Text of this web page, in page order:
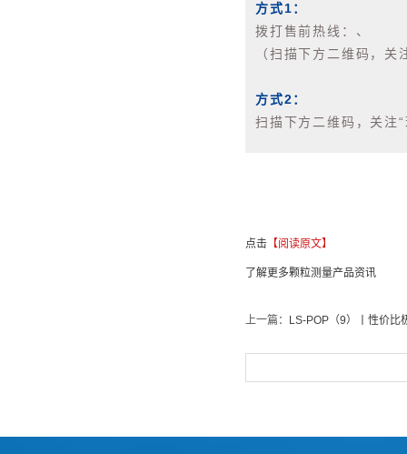
方式1：
拨打售前热线：、
（扫描下方二维码，
方式2：
扫描下方二维码，关注
点击 【阅读原文】
了解更多颗粒测量产品资讯
上一篇： LS-POP（9）丨性价比